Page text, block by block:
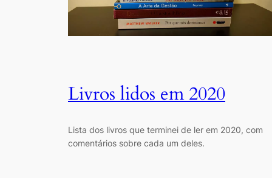
Livros lidos em 2020
Lista dos livros que terminei de ler em 2020, com
comentários sobre cada um deles.